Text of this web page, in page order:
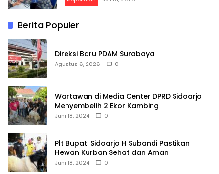
Berita Populer
Direksi Baru PDAM Surabaya
Agustus 6, 2026 0
Wartawan di Media Center DPRD Sidoarjo
Menyembelih 2 Ekor Kambing
Juni 18, 2024 0
Plt Bupati Sidoarjo H Subandi Pastikan
Hewan Kurban Sehat dan Aman
Juni 18, 2024 0